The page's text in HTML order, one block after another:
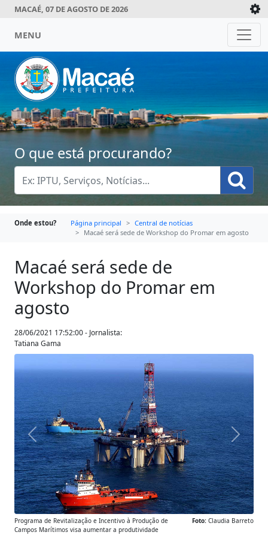
MACAÉ, 07 DE AGOSTO DE 2026
MENU
O que está procurando?
Onde estou? Página principal
Central de notícias
Macaé será sede de Workshop do Promar em agosto
Macaé será sede de
Workshop do Promar em
agosto
28/06/2021 17:52:00 - Jornalista:
Tatiana Gama
Anterior
Foto: Claudia Barreto
Programa de Revitalização e Incentivo à Produção de
Campos Marítimos visa aumentar a produtividade